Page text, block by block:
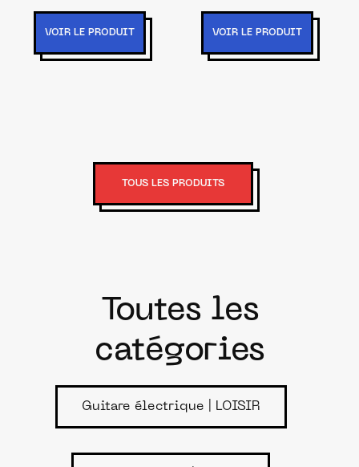
VOIR LE PRODUIT VOIR LE PRODUIT
TOUS LES PRODUITS
Toutes les
catégories
Guitare électrique | LOISIR